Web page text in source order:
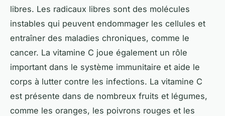
libres. Les radicaux libres sont des molécules
instables qui peuvent endommager les cellules et
entraîner des maladies chroniques, comme le
cancer. La vitamine C joue également un rôle
important dans le système immunitaire et aide le
corps à lutter contre les infections. La vitamine C
est présente dans de nombreux fruits et légumes,
comme les oranges, les poivrons rouges et les